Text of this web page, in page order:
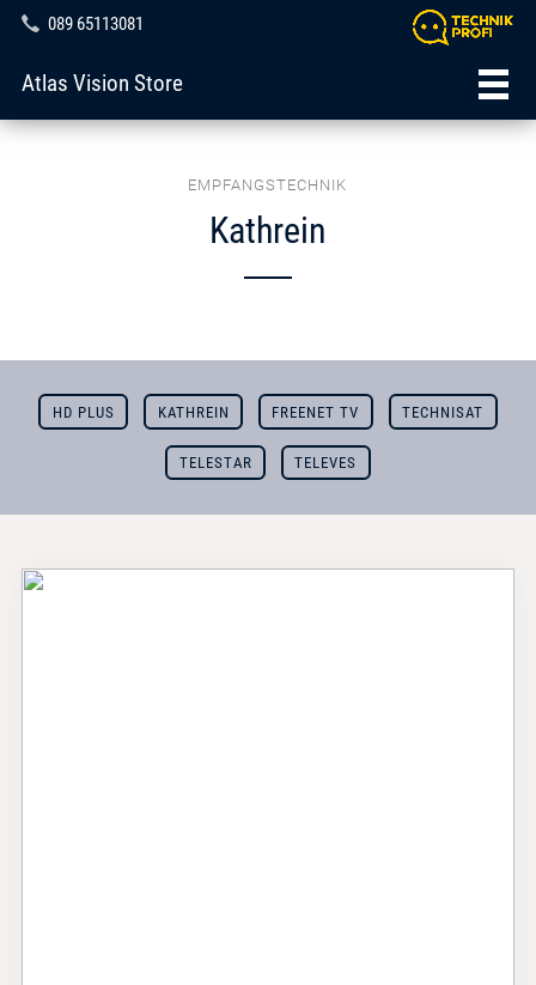
089 65113081
Atlas Vision Store
EMPFANGSTECHNIK
Kathrein
HD PLUS KATHREIN FREENET TV TECHNISAT
TELESTAR TELEVES